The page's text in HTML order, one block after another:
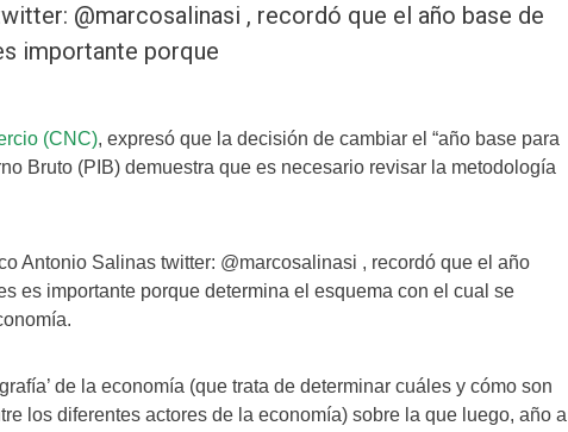
@marcosalinasi , recordó que el año base de
importante porque
(CNC), expresó que la decisión de cambiar el “año base para
Bruto (PIB) demuestra que es necesario revisar la metodología
Antonio Salinas twitter: @marcosalinasi , recordó que el año
es importante porque determina el esquema con el cual se
de la economía (que trata de determinar cuáles y cómo son
los diferentes actores de la economía) sobre la que luego, año a